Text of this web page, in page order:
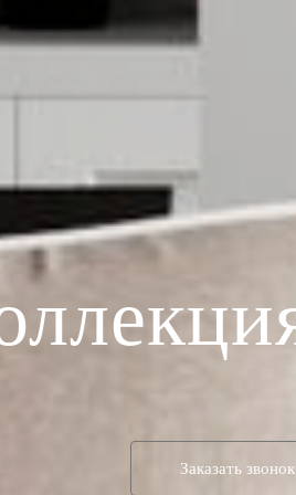
Заказать